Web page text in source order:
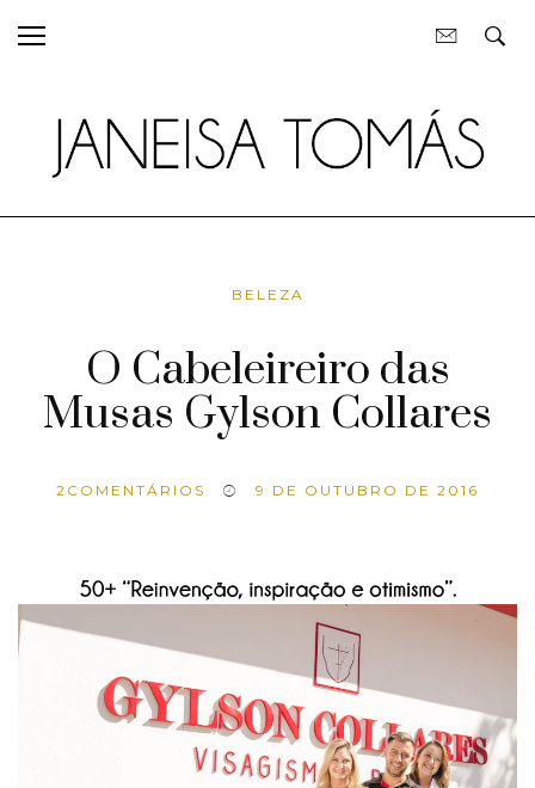
BELEZA
O Cabeleireiro das
Musas Gylson Collares
2 COMENTÁRIOS 9 DE OUTUBRO DE 2016